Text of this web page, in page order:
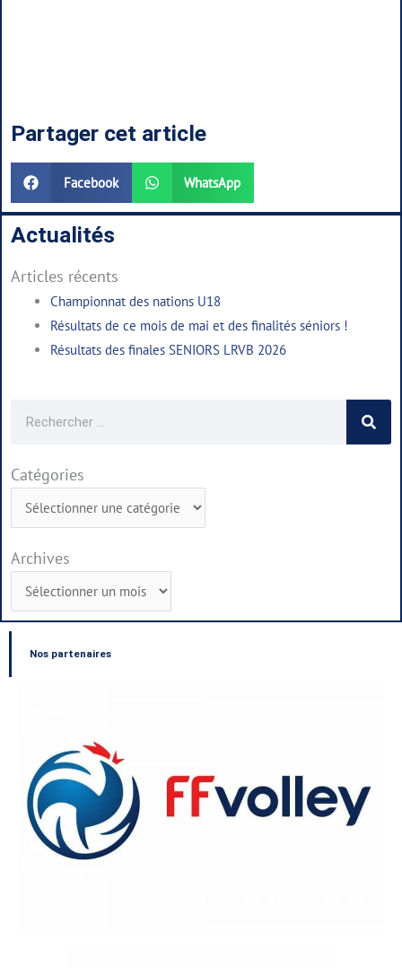
Partager cet article
Facebook WhatsApp
Actualités
Articles récents
Championnat des nations U18
Résultats de ce mois de mai et des finalités séniors !
Résultats des finales SENIORS LRVB 2026
Catégories
Catégories
Archives
Archives
Nos partenaires